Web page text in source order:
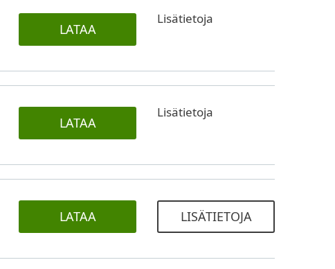
LATAA
Lisätietoja
LATAA
Lisätietoja
LATAA LISÄTIETOJA